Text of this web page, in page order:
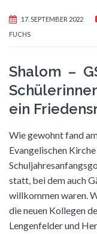
17. SEPTEMBER 2022
FUCHS
Shalom –
ein
Wie gewohnt fand
Evangelischen
statt, bei dem auch
willkommen waren.
die neuen Kollegen
Lengenfelder und